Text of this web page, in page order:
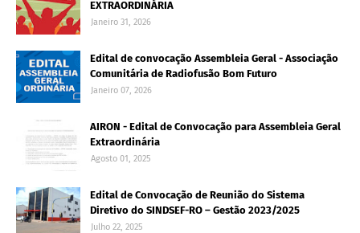
EXTRAORDINÁRIA
Janeiro 31, 2026
Edital de convocação Assembleia Geral - Associação
Comunitária de Radiofusão Bom Futuro
Janeiro 07, 2026
AIRON - Edital de Convocação para Assembleia Geral
Extraordinária
Agosto 01, 2025
Edital de Convocação de Reunião do Sistema
Diretivo do SINDSEF-RO – Gestão 2023/2025
Julho 22, 2025